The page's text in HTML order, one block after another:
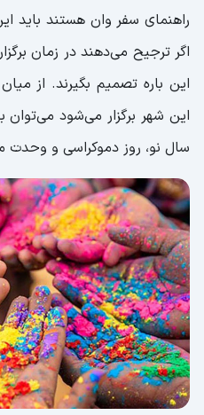
راهنمای سفر وان هستند باید
اگر ترجیح می‌دهند در زمان
این باره تصمیم بگیرند. از
این شهر برگزار می‌شود
سال نو، روز دموکراسی و وحدت